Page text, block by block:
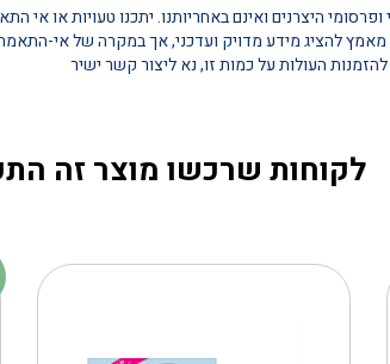
היצרנים ואינם באחריותנו. יתכנו טעויות או
להציג מידע מדויק ועדכני, אך במקרה של אי-התאמה
לקוחות שרכשו מוצר זה